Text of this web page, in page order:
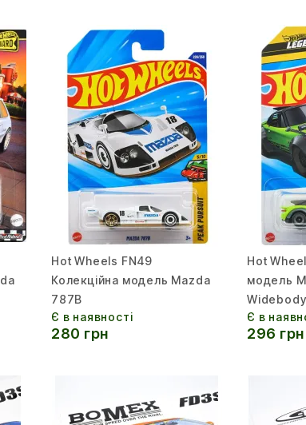
Hot Wheels FN49
Колекційна модель Mazda
787B
Є в наявності
280 грн
Hot
модель
Widebody
Є в
296 грн